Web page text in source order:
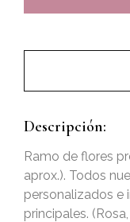
Descripción:
Ramo de flores
aprox.). Todos
personalizados e
principales.